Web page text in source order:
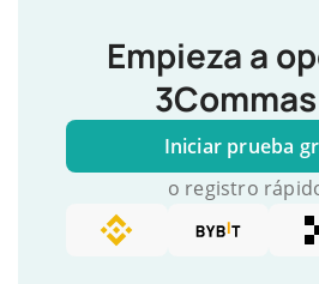
Empieza a
Iniciar prueba
o registro